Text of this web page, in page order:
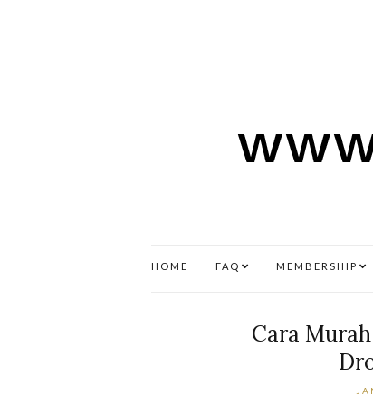
HOME FAQ MEMBERSHIP
Cara